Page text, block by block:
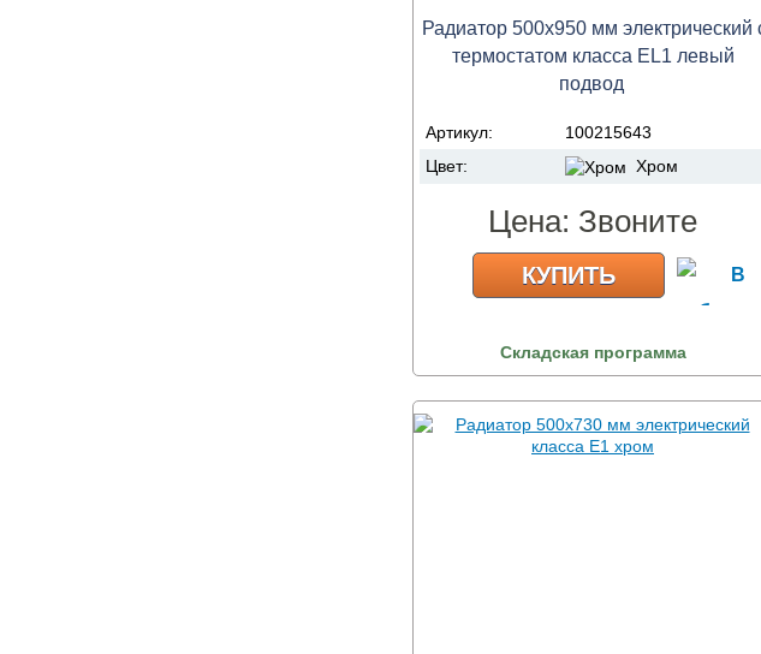
Радиатор 500х950 мм электрический
термостатом класса ЕL1 левый
подвод
Артикул:
100215643
Цвет:
Хром
Цена: Звоните
КУПИТЬ
Складская программа